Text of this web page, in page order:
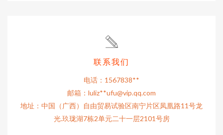
联系我们
电话：1567838**
邮箱：luliz**ufu@vip.qq.com
地址：中国（广西）自由贸易试验区南宁片区凤凰路11号龙
光.玖珑湖7栋2单元二十一层2101号房